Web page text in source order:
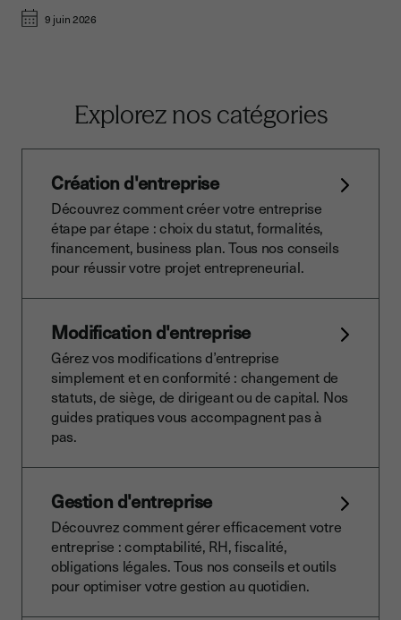
9 juin 2026
Explorez nos catégories
Création d'entreprise
Découvrez comment créer votre entreprise
étape par étape : choix du statut, formalités,
financement, business plan. Tous nos conseils
pour réussir votre projet entrepreneurial.
Modification d'entreprise
Gérez vos modifications d’entreprise
simplement et en conformité : changement de
statuts, de siège, de dirigeant ou de capital. Nos
guides pratiques vous accompagnent pas à
pas.
Gestion d'entreprise
Découvrez comment gérer efficacement votre
entreprise : comptabilité, RH, fiscalité,
obligations légales. Tous nos conseils et outils
pour optimiser votre gestion au quotidien.